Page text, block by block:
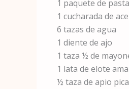
1 paquete de
1 cucharada de
6 tazas de agua
1 diente de ajo
1 taza ½ de
1 lata de elote
½ taza de apio